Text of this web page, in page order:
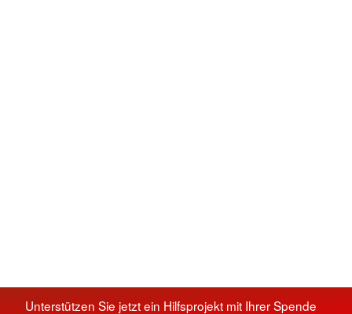
Unterstützen Sie jetzt ein Hilfsprojekt mit Ihrer Spende